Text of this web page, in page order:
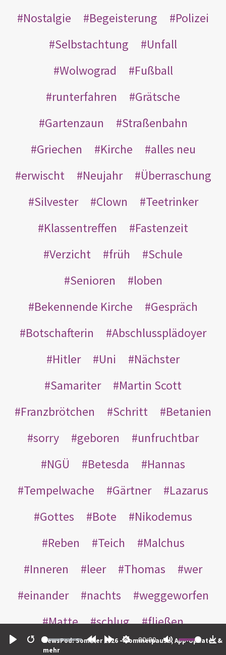
Restart
00:00
NewsPod: Sommer 2026 – Sommerpause, App-Updates &
mehr
Nostalgie
Begeisterung
Polizei
Selbstachtung
Unfall
Wolwograd
Fußball
runterfahren
Grätsche
Gartenzaun
Straßenbahn
Griechen
Kirche
alles neu
erwischt
Neujahr
Überraschung
Silvester
Clown
Teetrinker
Klassentreffen
Fastenzeit
Verzicht
früh
Schule
Senioren
loben
Bekennende Kirche
Gespräch
Botschafterin
Abschlussplädoyer
Hitler
Uni
Nächster
Samariter
Martin Scott
Franzbrötchen
Schritt
Betanien
sorry
geboren
unfruchtbar
NGÜ
Betesda
Hannas
Tempelwache
Gärtner
Lazarus
Gottes
Bote
Nikodemus
Reben
Teich
Malchus
Inneren
leer Thomas
wer
einander
nachts
weggeworfen
Matte
schlug
fließen
Rabbuni
Martha Opferlamm